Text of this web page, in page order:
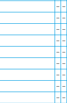
– –
– –
– –
– –
– –
– –
– –
– –
– –